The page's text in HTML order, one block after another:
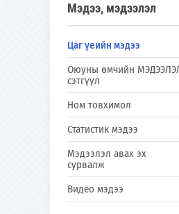
Мэдээ, мэдээлэл
Цаг үеийн мэдээ
Оюуны өмчийн
сэтгүүл
Ном товхимол
Статистик мэдээ
Мэдээлэл авах эх
сурвалж
Видео мэдээ